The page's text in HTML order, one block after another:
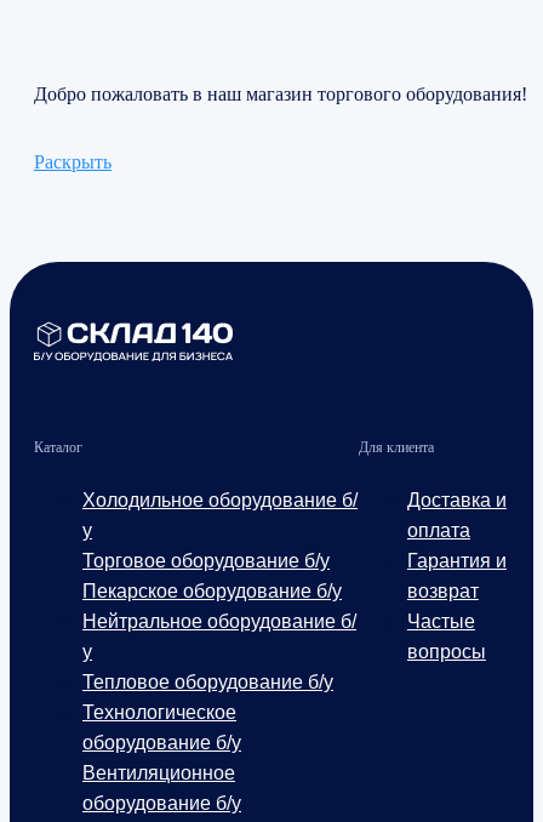
Добро пожаловать в наш магазин торгового оборудования!
Раскрыть
Каталог
Холодильное оборудование б/
у
Торговое оборудование б/у
Пекарское оборудование б/у
Нейтральное оборудование б/
у
Тепловое оборудование б/у
Технологическое
оборудование б/у
Вентиляционное
оборудование б/у
Для клиента
Доставка и
оплата
Гарантия и
возврат
Частые
вопросы